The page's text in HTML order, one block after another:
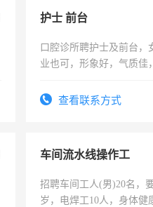
护士 前台
口腔诊所聘护士及前台，
业也可，形象好，气质佳
查看联系方式
车间流水线操作工
招聘车间工人(男)20名，
岁，电焊工10人，身体健